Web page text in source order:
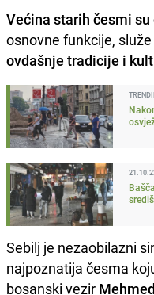
Većina starih česmi
osnovne funkcije,
ovdašnje tradicije i
Sebilj je nezaobilazni
najpoznatija česma
bosanski vezir